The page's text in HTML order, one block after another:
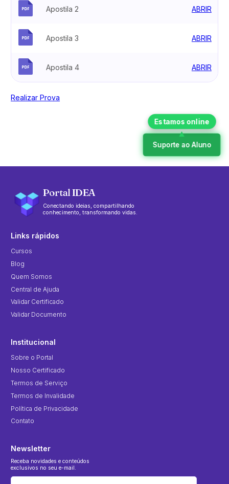
Apostila 2 ABRIR
Apostila 3 ABRIR
Apostila 4 ABRIR
Realizar Prova
Suporte ao Aluno
Portal IDEA
Conectando ideias, compartilhando
conhecimento, transformando vidas.
Links rápidos
Cursos
Blog
Quem Somos
Central de Ajuda
Validar Certificado
Validar Documento
Institucional
Sobre o Portal
Nosso Certificado
Termos de Serviço
Termos de Invalidade
Política de Privacidade
Contato
Newsletter
Receba novidades e conteúdos
exclusivos no seu e-mail.